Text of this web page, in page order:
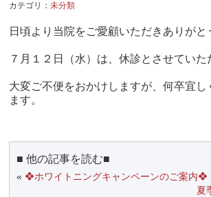
カテゴリ：未分類
日頃より当院をご愛顧いただきありがと
７月１２日（水）は、休診とさせていた
大変ご不便をおかけしますが、何卒宜し
ます。
■ 他の記事を読む■
« ❖ホワイトニングキャンペーンのご案内❖
夏